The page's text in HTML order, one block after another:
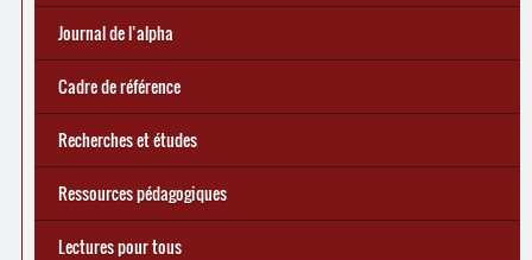
Réforme des allocations de chômage : premiers bilans
d’une exclusion annoncée
🎬 L’alpha populaire : c’est quoi ?
Statistiques 2025 sur les apprenant
Journal de l’alpha 241 (2
écrire demain
... Tous les articles
Journal de l’alpha
Cadre de référence
Recherches et études
Ressources pédagogiques
Lectures pour tous